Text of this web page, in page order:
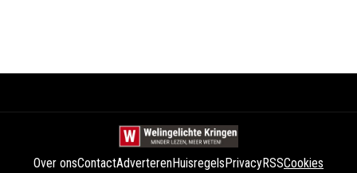
Over onsContactAdverterenHuisregelsPrivacyRSSCookies